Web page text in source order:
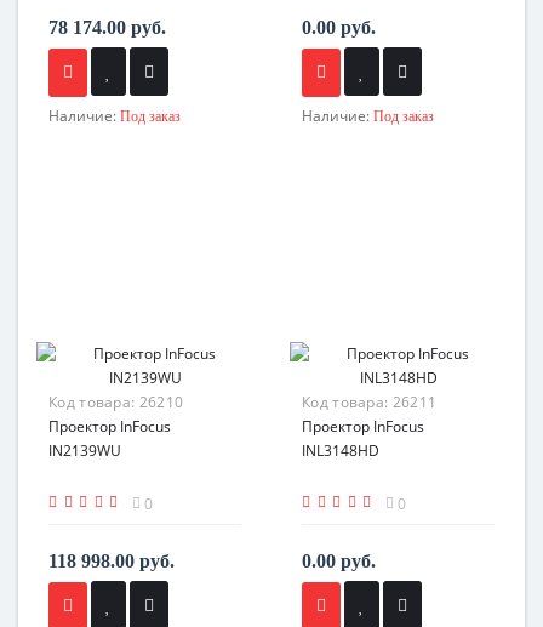
78 174.00 руб.
Наличие: Под заказ
0.00 руб.
Наличие: Под заказ
Код товара: 26210
Проектор InFocus
IN2139WU
0
118 998.00 руб.
Код товара: 26211
Проектор InFocus
INL3148HD
0
0.00 руб.